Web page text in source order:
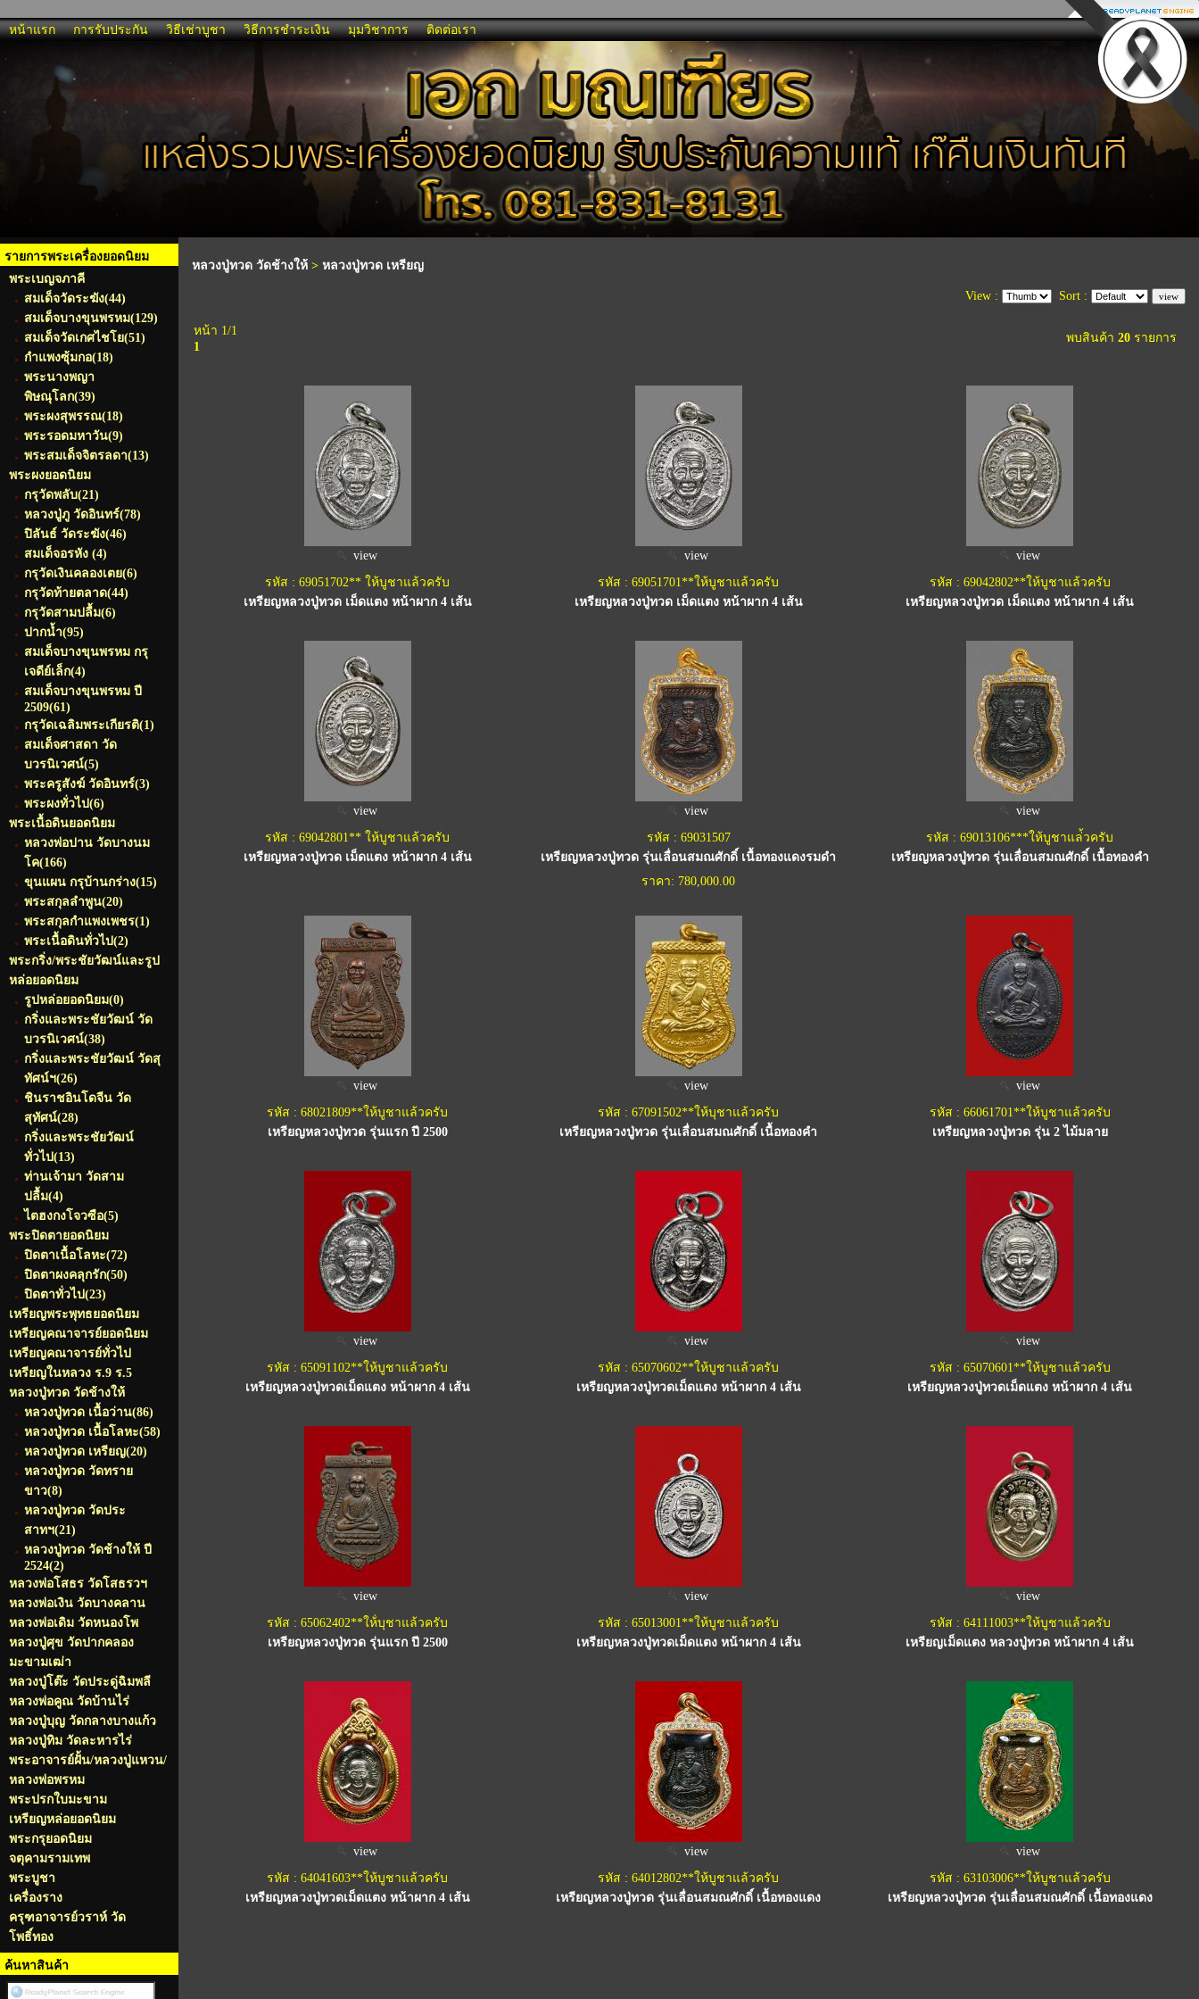
หน้าแรก การรับประกัน วิธีเช่าบูชา วิธีการชำระเงิน มุมวิชาการ ติดต่อเรา
รายการพระเครื่องยอดนิยม
พระเบญจภาคี
สมเด็จวัดระฆัง(44)
สมเด็จบางขุนพรหม(129)
สมเด็จวัดเกศไชโย(51)
กำแพงซุ้มกอ(18)
พระนางพญา
พิษณุโลก(39)
พระผงสุพรรณ(18)
พระรอดมหาวัน(9)
พระสมเด็จจิตรลดา(13)
พระผงยอดนิยม
กรุวัดพลับ(21)
หลวงปู่ภู วัดอินทร์(78)
ปิลันธ์ วัดระฆัง(46)
สมเด็จอรหัง (4)
กรุวัดเงินคลองเตย(6)
กรุวัดท้ายตลาด(44)
กรุวัดสามปลื้ม(6)
ปากน้ำ(95)
สมเด็จบางขุนพรหม กรุ
เจดีย์เล็ก(4)
สมเด็จบางขุนพรหม ปี
2509(61)
กรุวัดเฉลิมพระเกียรติ(1)
สมเด็จศาสดา วัด
บวรนิเวศน์(5)
พระครูสังฆ์ วัดอินทร์(3)
พระผงทั่วไป(6)
พระเนื้อดินยอดนิยม
หลวงพ่อปาน วัดบางนม
โค(166)
ขุนแผน กรุบ้านกร่าง(15)
พระสกุลลำพูน(20)
พระสกุลกำแพงเพชร(1)
พระเนื้อดินทั่วไป(2)
พระกริ่ง/พระชัยวัฒน์และรูป
หล่อยอดนิยม
รูปหล่อยอดนิยม(0)
กริ่งและพระชัยวัฒน์ วัด
บวรนิเวศน์(38)
กริ่งและพระชัยวัฒน์ วัดสุ
ทัศน์ฯ(26)
ชินราชอินโดจีน วัด
สุทัศน์(28)
กริ่งและพระชัยวัฒน์
ทั่วไป(13)
ท่านเจ้ามา วัดสาม
ปลื้ม(4)
ไตฮงกงโจวซือ(5)
พระปิดตายอดนิยม
ปิดตาเนื้อโลหะ(72)
ปิดตาผงคลุกรัก(50)
ปิดตาทั่วไป(23)
เหรียญพระพุทธยอดนิยม
เหรียญคณาจารย์ยอดนิยม
เหรียญคณาจารย์ทั่วไป
เหรียญในหลวง ร.9 ร.5
หลวงปู่ทวด วัดช้างให้
หลวงปู่ทวด เนื้อว่าน(86)
หลวงปู่ทวด เนื้อโลหะ(58)
หลวงปู่ทวด เหรียญ(20)
หลวงปู่ทวด วัดทราย
ขาว(8)
หลวงปู่ทวด วัดประ
สาทฯ(21)
หลวงปู่ทวด วัดช้างให้ ปี
2524(2)
หลวงพ่อโสธร วัดโสธรวฯ
หลวงพ่อเงิน วัดบางคลาน
หลวงพ่อเดิม วัดหนองโพ
หลวงปู่ศุข วัดปากคลอง
มะขามเฒ่า
หลวงปู่โต๊ะ วัดประดู่ฉิมพลี
หลวงพ่อคูณ วัดบ้านไร่
หลวงปู่บุญ วัดกลางบางแก้ว
หลวงปู่ทิม วัดละหารไร่
พระอาจารย์ฝั้น/หลวงปู่แหวน/
หลวงพ่อพรหม
พระปรกใบมะขาม
เหรียญหล่อยอดนิยม
พระกรุยอดนิยม
จตุคามรามเทพ
พระบูชา
เครื่องราง
ครุฑอาจารย์วราห์ วัด
โพธิ์ทอง
ค้นหาสินค้า
หลวงปู่ทวด วัดช้างให้ > หลวงปู่ทวด เหรียญ
View : Sort :
หน้า 1/1
1
พบสินค้า 20 รายการ
view
รหัส : 69051702** ให้บูชาแล้วครับ
เหรียญหลวงปู่ทวด เม็ดแตง หน้าผาก 4 เส้น
view
รหัส : 69051701**ให้บูชาแล้วครับ
เหรียญหลวงปู่ทวด เม็ดแตง หน้าผาก 4 เส้น
view
รหัส : 69042802**ให้บูชาแล้วครับ
เหรียญหลวงปู่ทวด เม็ดแตง หน้าผาก 4 เส้น
view
รหัส : 69042801** ให้บูชาแล้วครับ
เหรียญหลวงปู่ทวด เม็ดแตง หน้าผาก 4 เส้น
view
รหัส : 69031507
เหรียญหลวงปู่ทวด รุ่นเลื่อนสมณศักดิ์ เนื้อทองแดงรมดำ
ราคา: 780,000.00
view
รหัส : 69013106***ให้บูชาแล่้วครับ
เหรียญหลวงปู่ทวด รุ่นเลื่อนสมณศักดิ์ เนื้อทองคำ
view
รหัส : 68021809**ให้บูชาแล้วครับ
เหรียญหลวงปู่ทวด รุ่นแรก ปี 2500
view
รหัส : 67091502**ให้บุชาแล้วครับ
เหรียญหลวงปู่ทวด รุ่นเลื่อนสมณศักดิ์ เนื้อทองคำ
view
รหัส : 66061701**ให้บูชาแล้วครับ
เหรียญหลวงปู่ทวด รุ่น 2 ไม้มลาย
view
รหัส : 65091102**ให้บูชาแล้วครับ
เหรียญหลวงปู่ทวดเม็ดแตง หน้าผาก 4 เส้น
view
รหัส : 65070602**ให้บูชาแล้วครับ
เหรียญหลวงปู่ทวดเม็ดแตง หน้าผาก 4 เส้น
view
รหัส : 65070601**ให้บูชาแล้วครับ
เหรียญหลวงปู่ทวดเม็ดแตง หน้าผาก 4 เส้น
view
รหัส : 65062402**ให้่บุชาแล้วครับ
เหรียญหลวงปู่ทวด รุ่นแรก ปี 2500
view
รหัส : 65013001**ให้บูชาแล้วครับ
เหรียญหลวงปู่ทวดเม็ดแตง หน้าผาก 4 เส้น
view
รหัส : 64111003**ให้บูชาแล้วครับ
เหรียญเม็ดแตง หลวงปู่ทวด หน้าผาก 4 เส้น
view
รหัส : 64041603**ให้บูชาแล้วครับ
เหรียญหลวงปู่ทวดเม็ดแตง หน้าผาก 4 เส้น
view
รหัส : 64012802**ให้บูชาแล้วครับ
เหรียญหลวงปู่ทวด รุ่นเลื่อนสมณศักดิ์ เนื้อทองแดง
view
รหัส : 63103006**ให้บูชาแล้วครับ
เหรียญหลวงปู่ทวด รุ่นเลื่อนสมณศักดิ์ เนื้อทองแดง